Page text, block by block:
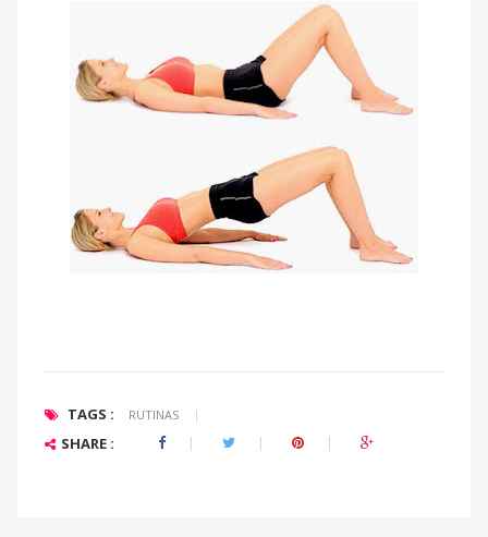
TAGS : RUTINAS |
SHARE :